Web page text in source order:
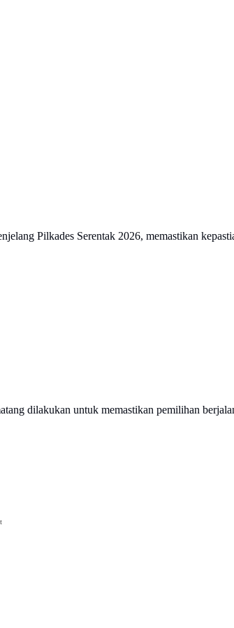
Pilkades Serentak 2026, memastikan
dilakukan untuk memastikan pemilihan